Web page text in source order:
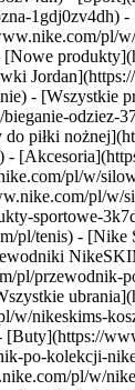
1gdj0zv4dh)
pl/
- [Wszystkie
odziez-
piłki
pl/w/
pl/w/
sportowe-
pl/tenis) - [Nike
przewodnik-
w/nikeskims-
[Buty](https://
po-kolekcji-
pl/w/